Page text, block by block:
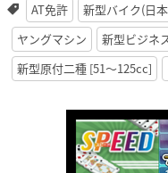
AT免許 新型バイク(日
ヤングマシン
新型ビジネ
新型原付二種 [51〜125cc]